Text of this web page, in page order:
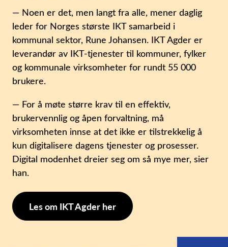
— Noen er det, men langt fra alle, mener daglig
leder for Norges største IKT samarbeid i
kommunal sektor, Rune Johansen. IKT Agder er
leverandør av IKT-tjenester til kommuner, fylker
og kommunale virksomheter for rundt 55 000
brukere.
— For å møte større krav til en effektiv,
brukervennlig og åpen forvaltning, må
virksomheten innse at det ikke er tilstrekkelig å
kun digitalisere dagens tjenester og prosesser.
Digital modenhet dreier seg om så mye mer, sier
han.
Les om IKT Agder her